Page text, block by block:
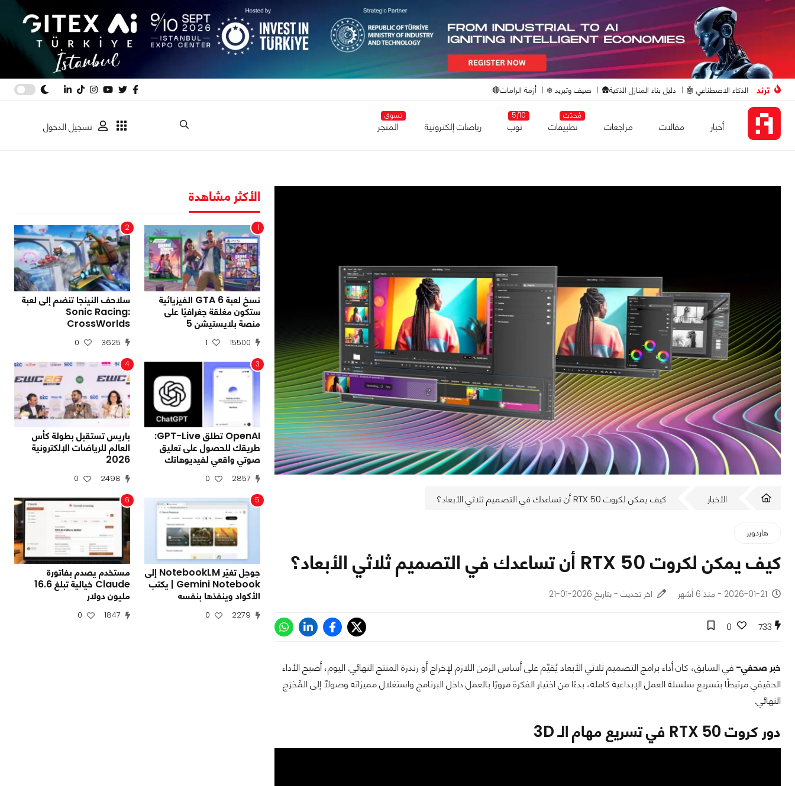
ترند الذكاء الاصطناعي 🤖 دليل بناء المنازل الذكية🛖 صيف وتبريد ❄️ أزمة الرامات🔴
أخبار مقالات مراجعات
مُحدّث
تطبيقات
5/10
توب رياضات إلكترونية
تسوق
المتجر تسجيل الدخول
الأخبار كيف يمكن لكروت RTX 50 أن تساعدك في التصميم ثلاثي الأبعاد؟
هاردوير
كيف يمكن لكروت RTX 50 أن تساعدك في التصميم ثلاثي الأبعاد؟
2026-01-21 - منذ 6 أشهر اخر تحديث - بتاريخ 2026-01-21
733
0
خبر صحفي- في السابق، كان أداء برامج التصميم ثلاثي الأبعاد يُقيَّم على أساس الزمن اللازم لإخراج أو رندرة المنتج النهائي. اليوم، أصبح الأداء
الحقيقي مرتبطًا بتسريع سلسلة العمل الإبداعية كاملة، بدءًا من اختيار الفكرة مرورًا بالعمل داخل البرنامج واستغلال مميزاته وصولًا إلى المُخرَج
النهائي.
دور كروت RTX 50 في تسريع مهام الـ 3D
الأكثر مشاهدة
1
نسخ لعبة GTA 6 الفيزيائية
ستكون مغلقة جغرافيًا على
منصة بلايستيشن 5
15500
1
2
سلاحف النينجا تنضم إلى لعبة
Sonic Racing:
CrossWorlds
3625
0
3
OpenAI تطلق GPT-Live:
طريقك للحصول على تعليق
صوتي واقعي لفيديوهاتك
2857
0
4
باريس تستقبل بطولة كأس
العالم للرياضات الإلكترونية
2026
2498
0
5
جوجل تغيّر NotebookLM إلى
Gemini Notebook | يكتب
الأكواد وينفذها بنفسه
2279
0
6
مستخدم يصدم بفاتورة
Claude خيالية تبلغ 16.6
مليون دولار
1847
0